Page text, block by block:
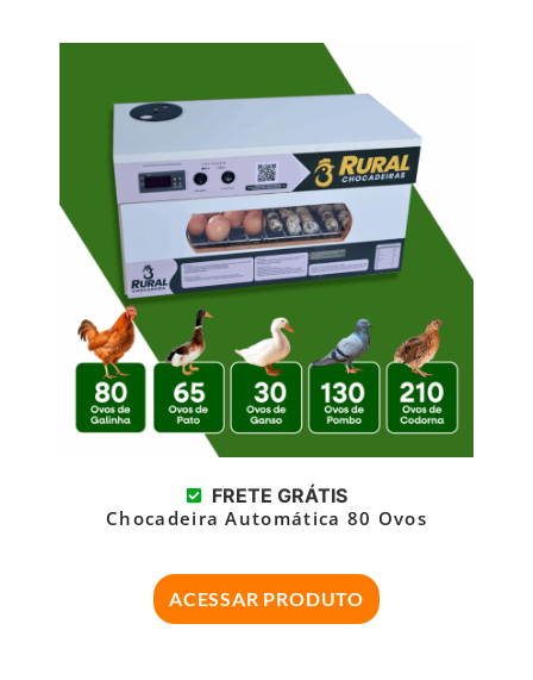
FRETE GRÁTIS
Chocadeira Automática 80 Ovos
ACESSAR PRODUTO